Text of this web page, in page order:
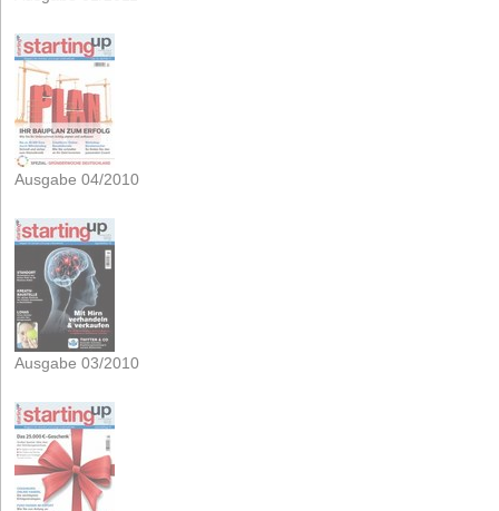
Ausgabe 04/2010
Ausgabe 03/2010